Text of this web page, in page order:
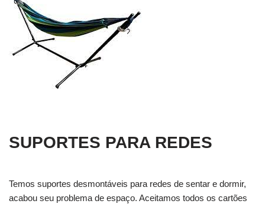
SUPORTES PARA REDES
Temos suportes desmontáveis para redes de sentar e dormir,
acabou seu problema de espaço. Aceitamos todos os cartões